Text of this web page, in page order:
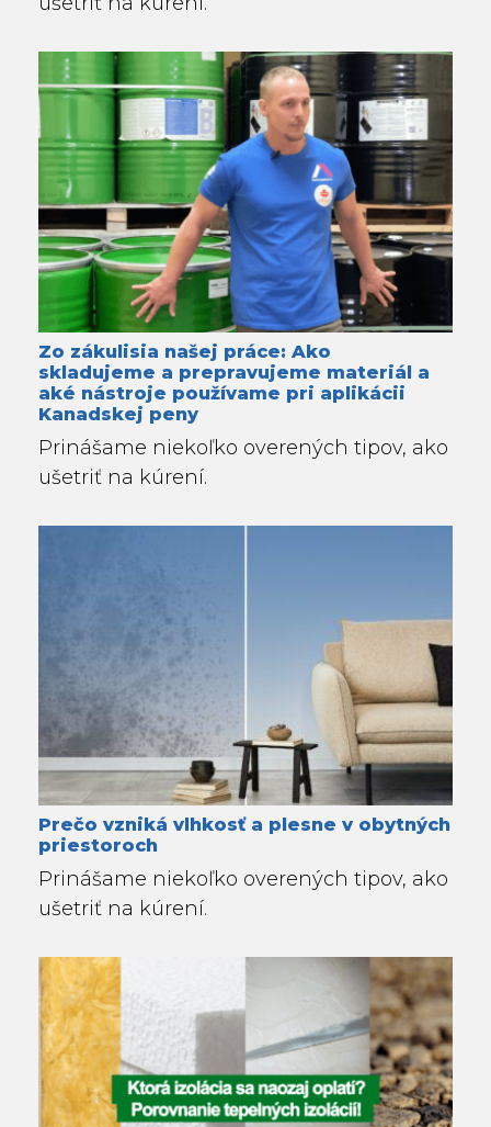
Zo zákulisia našej práce: Ako
skladujeme a prepravujeme materiál a
aké nástroje používame pri aplikácii
Kanadskej peny
Prinášame niekoľko overených tipov, ako
ušetriť na kúrení.
Prečo vzniká vlhkosť a plesne v obytných
priestoroch
Prinášame niekoľko overených tipov, ako
ušetriť na kúrení.